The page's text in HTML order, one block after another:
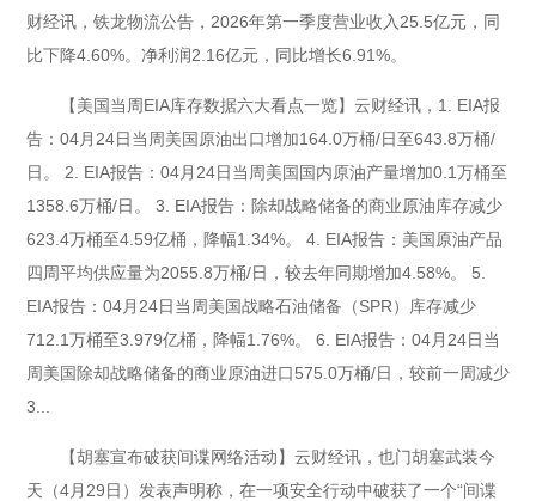
财经讯，铁龙物流公告，2026年第一季度营业收入25.5亿元，同
比下降4.60%。净利润2.16亿元，同比增长6.91%。
【美国当周EIA库存数据六大看点一览】云财经讯，1. EIA报
告：04月24日当周美国原油出口增加164.0万桶/日至643.8万桶/
日。 2. EIA报告：04月24日当周美国国内原油产量增加0.1万桶至
1358.6万桶/日。 3. EIA报告：除却战略储备的商业原油库存减少
623.4万桶至4.59亿桶，降幅1.34%。 4. EIA报告：美国原油产品
四周平均供应量为2055.8万桶/日，较去年同期增加4.58%。 5.
EIA报告：04月24日当周美国战略石油储备（SPR）库存减少
712.1万桶至3.979亿桶，降幅1.76%。 6. EIA报告：04月24日当
周美国除却战略储备的商业原油进口575.0万桶/日，较前一周减少
3...
【胡塞宣布破获间谍网络活动】云财经讯，也门胡塞武装今
天（4月29日）发表声明称，在一项安全行动中破获了一个“间谍